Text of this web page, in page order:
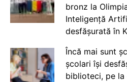
bronz la
Inteligență
desfășurată în
Încă mai sunt
școlari își
biblioteci, pe la